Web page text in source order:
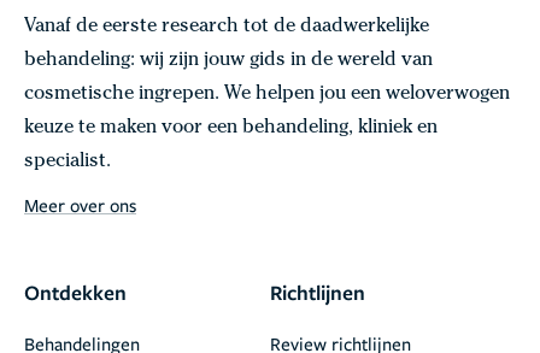
Vanaf de eerste research tot de daadwerkelijke
behandeling: wij zijn jouw gids in de wereld van
cosmetische ingrepen. We helpen jou een weloverwogen
keuze te maken voor een behandeling, kliniek en
specialist.
Meer over ons
Ontdekken
Behandelingen
Richtlijnen
Review richtlijnen